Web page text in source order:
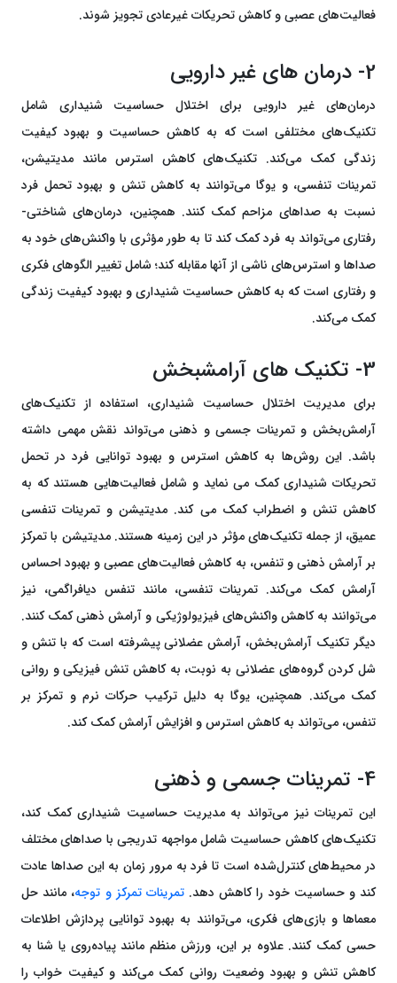
فعالیت‌های عصبی و کاهش تحریکات غیرعادی تجویز شوند.
2- درمان های غیر دارویی
درمان‌های غیر دارویی برای اختلال حساسیت شنیداری شامل
تکنیک‌های مختلفی است که به کاهش حساسیت و بهبود کیفیت
زندگی کمک می‌کند. تکنیک‌های کاهش استرس مانند مدیتیشن،
تمرینات تنفسی، و یوگا می‌توانند به کاهش تنش و بهبود تحمل فرد
نسبت به صداهای مزاحم کمک کنند. همچنین، درمان‌های شناختی-
رفتاری می‌تواند به فرد کمک کند تا به طور مؤثری با واکنش‌های خود به
صداها و استرس‌های ناشی از آنها مقابله کند؛ شامل تغییر الگوهای فکری
و رفتاری است که به کاهش حساسیت شنیداری و بهبود کیفیت زندگی
کمک می‌کند.
3- تکنیک های آرامشبخش
برای مدیریت اختلال حساسیت شنیداری، استفاده از تکنیک‌های
آرامش‌بخش و تمرینات جسمی و ذهنی می‌تواند نقش مهمی داشته
باشد. این روش‌ها به کاهش استرس و بهبود توانایی فرد در تحمل
تحریکات شنیداری کمک می نماید و شامل فعالیت‌هایی هستند که به
کاهش تنش و اضطراب کمک می کند. مدیتیشن و تمرینات تنفسی
عمیق، از جمله تکنیک‌های مؤثر در این زمینه هستند. مدیتیشن با تمرکز
بر آرامش ذهنی و تنفس، به کاهش فعالیت‌های عصبی و بهبود احساس
آرامش کمک می‌کند. تمرینات تنفسی، مانند تنفس دیافراگمی، نیز
می‌توانند به کاهش واکنش‌های فیزیولوژیکی و آرامش ذهنی کمک کنند.
دیگر تکنیک آرامش‌بخش، آرامش عضلانی پیشرفته است که با تنش و
شل کردن گروه‌های عضلانی به نوبت، به کاهش تنش فیزیکی و روانی
کمک می‌کند. همچنین، یوگا به دلیل ترکیب حرکات نرم و تمرکز بر
تنفس، می‌تواند به کاهش استرس و افزایش آرامش کمک کند.
4- تمرینات جسمی و ذهنی
این تمرینات نیز می‌تواند به مدیریت حساسیت شنیداری کمک کند،
تکنیک‌های کاهش حساسیت شامل مواجهه تدریجی با صداهای مختلف
در محیط‌های کنترل‌شده است تا فرد به مرور زمان به این صداها عادت
کند و حساسیت خود را کاهش دهد.تمرینات تمرکز و توجه، مانند حل
معماها و بازی‌های فکری، می‌توانند به بهبود توانایی پردازش اطلاعات
حسی کمک کنند. علاوه بر این، ورزش منظم مانند پیاده‌روی یا شنا به
کاهش تنش و بهبود وضعیت روانی کمک می‌کند و کیفیت خواب را